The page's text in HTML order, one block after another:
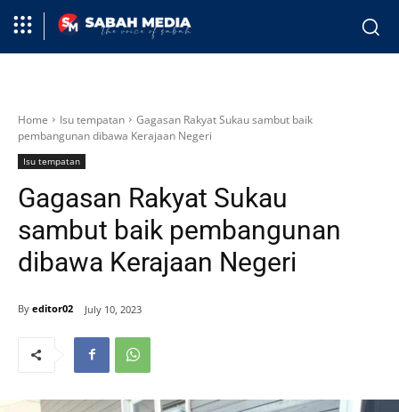
Home Isu tempatan
Gagasan Rakyat Sukau sambut baik
pembangunan dibawa Kerajaan Negeri
Isu tempatan
Gagasan Rakyat Sukau
sambut baik pembangunan
dibawa Kerajaan Negeri
By editor02 July 10, 2023